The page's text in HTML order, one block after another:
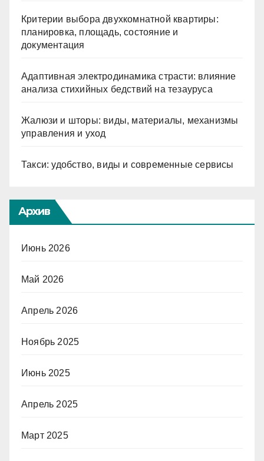
Критерии выбора двухкомнатной квартиры:
планировка, площадь, состояние и
документация
Адаптивная электродинамика страсти: влияние
анализа стихийных бедствий на тезауруса
Жалюзи и шторы: виды, материалы, механизмы
управления и уход
Такси: удобство, виды и современные сервисы
Архив
Июнь 2026
Май 2026
Апрель 2026
Ноябрь 2025
Июнь 2025
Апрель 2025
Март 2025